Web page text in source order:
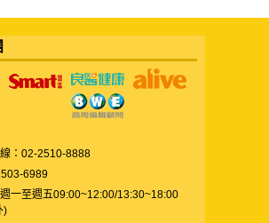
：02-2510-8888
6989
一至週五09:00~12:00/13:30~18:00
)